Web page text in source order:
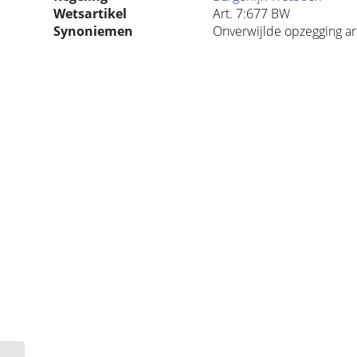
Wetsartikel
Art. 7:677 BW
Synoniemen
Onverwijlde opzegging